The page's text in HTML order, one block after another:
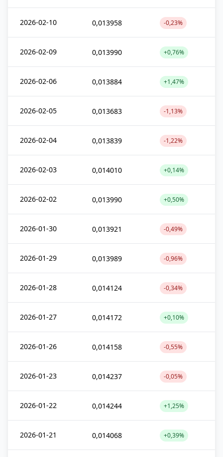
2026-02-10 0,013958 -0,23%
2026-02-09 0,013990 +0,76%
2026-02-06 0,013884 +1,47%
2026-02-05 0,013683 -1,13%
2026-02-04 0,013839 -1,22%
2026-02-03 0,014010 +0,14%
2026-02-02 0,013990 +0,50%
2026-01-30 0,013921 -0,49%
2026-01-29 0,013989 -0,96%
2026-01-28 0,014124 -0,34%
2026-01-27 0,014172 +0,10%
2026-01-26 0,014158 -0,55%
2026-01-23 0,014237 -0,05%
2026-01-22 0,014244 +1,25%
2026-01-21 0,014068 +0,39%